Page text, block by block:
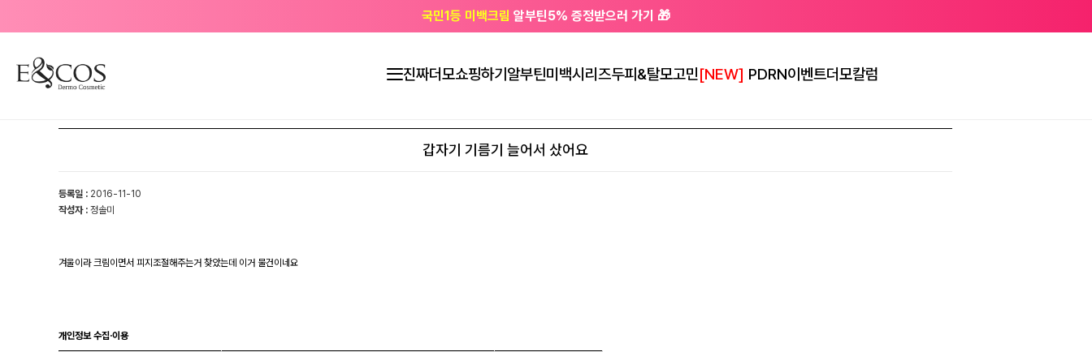
국민1등 미백크림 알부틴5% 증정받으러 가기 🎁
진짜더모쇼핑하기 알부틴미백시리즈두피&탈모고민[NEW] PDRN이벤트더모칼럼
갑자기 기름기 늘어서 샀어요
등록일 : 2016-11-10
작성자 : 정솔미
겨울이라 크림이면서 피지조절해주는거 찾았는데 이거 물건이네요
개인정보 수집·이용